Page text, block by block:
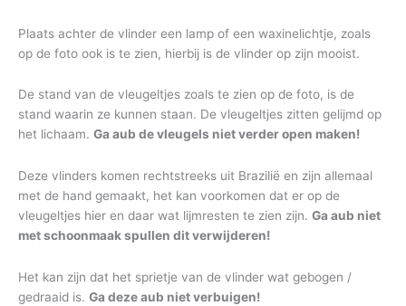
Plaats achter de vlinder een lamp of een waxinelichtje, zoals
op de foto ook is te zien, hierbij is de vlinder op zijn mooist.
De stand van de vleugeltjes zoals te zien op de foto, is de
stand waarin ze kunnen staan. De vleugeltjes zitten gelijmd op
het lichaam. Ga aub de vleugels niet verder open maken!
Deze vlinders komen rechtstreeks uit Brazilië en zijn allemaal
met de hand gemaakt, het kan voorkomen dat er op de
vleugeltjes hier en daar wat lijmresten te zien zijn. Ga aub niet
met schoonmaak spullen dit verwijderen!
Het kan zijn dat het sprietje van de vlinder wat gebogen /
gedraaid is. Ga deze aub niet verbuigen!